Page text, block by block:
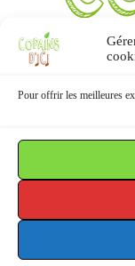
Pour offrir les meilleures